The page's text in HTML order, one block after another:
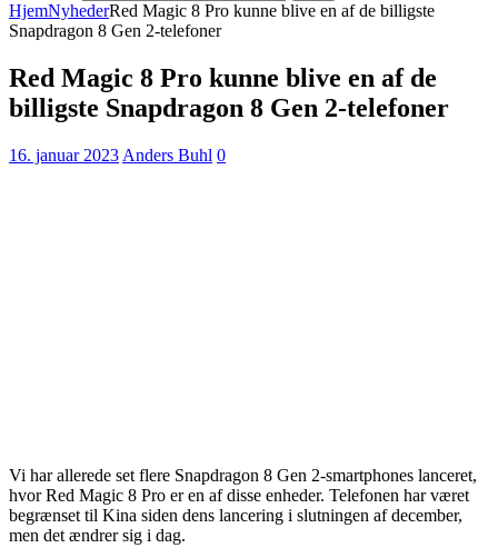
HjemNyhederRed Magic 8 Pro kunne blive en af de billigste
Snapdragon 8 Gen 2-telefoner
Red Magic 8 Pro kunne blive en af de
billigste Snapdragon 8 Gen 2-telefoner
16. januar 2023 Anders Buhl 0
Vi har allerede set flere Snapdragon 8 Gen 2-smartphones lanceret,
hvor Red Magic 8 Pro er en af disse enheder. Telefonen har været
begrænset til Kina siden dens lancering i slutningen af december,
men det ændrer sig i dag.